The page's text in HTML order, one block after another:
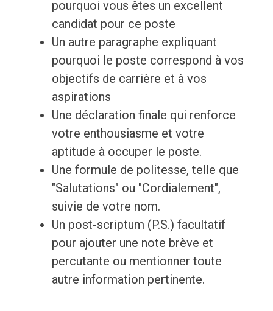
pourquoi vous êtes un excellent
candidat pour ce poste
Un autre paragraphe expliquant
pourquoi le poste correspond à vos
objectifs de carrière et à vos
aspirations
Une déclaration finale qui renforce
votre enthousiasme et votre
aptitude à occuper le poste.
Une formule de politesse, telle que
"Salutations" ou "Cordialement",
suivie de votre nom.
Un post-scriptum (P.S.) facultatif
pour ajouter une note brève et
percutante ou mentionner toute
autre information pertinente.